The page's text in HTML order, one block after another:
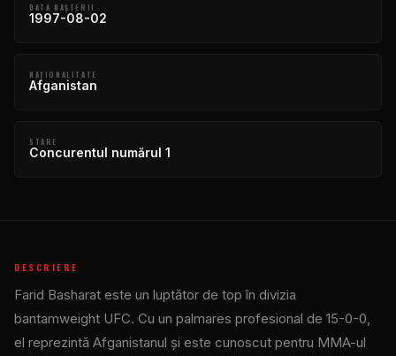
DATA NAŞTERII
1997-08-02
NAŢIONALITATE
Afganistan
STARE
Concurentul numărul 1
DESCRIERE
Farid Basharat este un luptător de top în divizia
bantamweight UFC. Cu un palmares profesional de 15-0-0,
el reprezintă Afganistanul și este cunoscut pentru MMA-ul